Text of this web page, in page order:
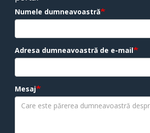
Numele dumneavoastră
Adresa dumneavoastră de e-mail
Mesaj